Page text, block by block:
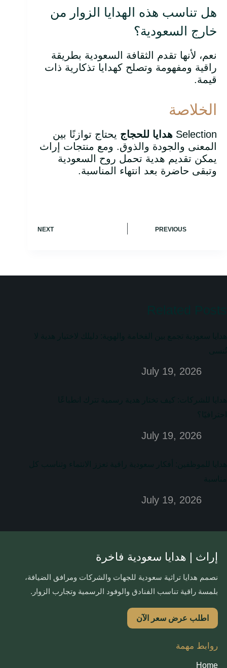
هل تناسب هذه الهدايا الزوار من
خارج السعودية؟
نعم، لأنها تقدم الثقافة السعودية بطريقة
راقية ومفهومة وتصلح كهدايا تذكارية ذات
قيمة.
الخلاصة
Selection هدايا للحجاج يحتاج توازنًا بين
المعنى والجودة والذوق. ومع منتجات إراث
يمكن تقديم هدية تحمل روح السعودية
وتبقى حاضرة بعد انتهاء المناسبة.
PREVIOUS
NEXT
July 19, 2026
July 19, 2026
July 19, 2026
إراث | هدايا سعودية فاخرة
نصمم هدايا تراثية سعودية للجهات والشركات ومرافق الضيافة،
بلمسة راقية تناسب الفنادق والوفود الرسمية وتجارب الزوار.
اطلب عرض سعر الآن
روابط مهمة
Home